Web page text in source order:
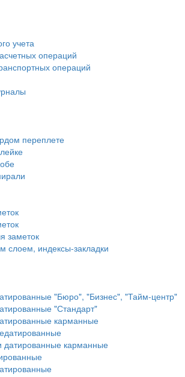
учета
операций
операций
переплете
заметок
слоем, индексы-закладки
"Бюро", "Бизнес", "Тайм-центр"
"Стандарт"
карманные
датированные карманные